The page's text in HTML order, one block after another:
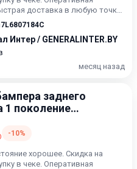
доставка в любую точку.
расчета карточк...
7L6807184C
Интер / GENERALINTER.BY
месяц назад
заднего
1 поколение
-10%
хорошее. Скидка на
в чеке. Оперативная